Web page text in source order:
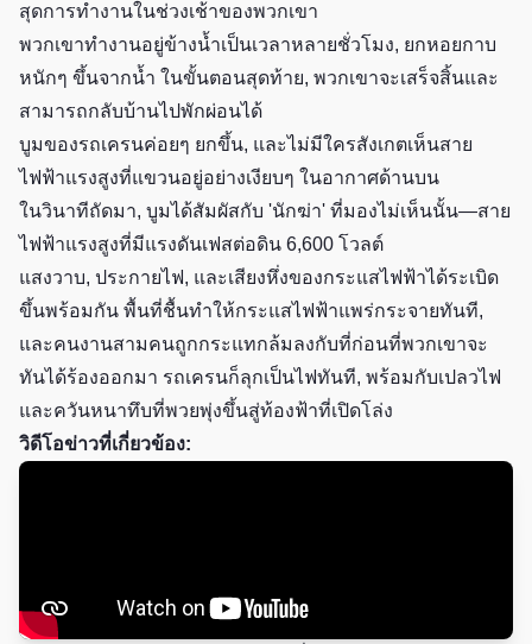
สุดการทำงานในช่วงเช้าของพวกเขา
พวกเขาทำงานอยู่ข้างน้ำเป็นเวลาหลายชั่วโมง, ยกหอยกาบ
หนักๆ ขึ้นจากน้ำ ในขั้นตอนสุดท้าย, พวกเขาจะเสร็จสิ้นและ
สามารถกลับบ้านไปพักผ่อนได้
บูมของรถเครนค่อยๆ ยกขึ้น, และไม่มีใครสังเกตเห็นสาย
ไฟฟ้าแรงสูงที่แขวนอยู่อย่างเงียบๆ ในอากาศด้านบน
ในวินาทีถัดมา, บูมได้สัมผัสกับ 'นักฆ่า' ที่มองไม่เห็นนั้น—สาย
ไฟฟ้าแรงสูงที่มีแรงดันเฟสต่อดิน 6,600 โวลต์
แสงวาบ, ประกายไฟ, และเสียงหึ่งของกระแสไฟฟ้าได้ระเบิด
ขึ้นพร้อมกัน พื้นที่ชื้นทำให้กระแสไฟฟ้าแพร่กระจายทันที,
และคนงานสามคนถูกกระแทกล้มลงกับที่ก่อนที่พวกเขาจะ
ทันได้ร้องออกมา รถเครนก็ลุกเป็นไฟทันที, พร้อมกับเปลวไฟ
และควันหนาทึบที่พวยพุ่งขึ้นสู่ท้องฟ้าที่เปิดโล่ง
วิดีโอข่าวที่เกี่ยวข้อง: